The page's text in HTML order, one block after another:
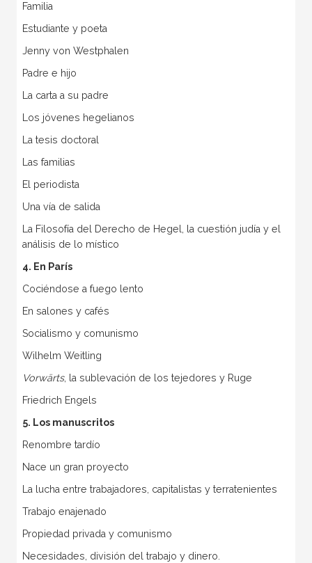
Familia
Estudiante y poeta
Jenny von Westphalen
Padre e hijo
La carta a su padre
Los jóvenes hegelianos
La tesis doctoral
Las familias
El periodista
Una vía de salida
La Filosofía del Derecho de Hegel, la cuestión judía y el
análisis de lo místico
4. En París
Cociéndose a fuego lento
En salones y cafés
Socialismo y comunismo
Wilhelm Weitling
Vorwärts, la sublevación de los tejedores y Ruge
Friedrich Engels
5. Los manuscritos
Renombre tardío
Nace un gran proyecto
La lucha entre trabajadores, capitalistas y terratenientes
Trabajo enajenado
Propiedad privada y comunismo
Necesidades, división del trabajo y dinero.